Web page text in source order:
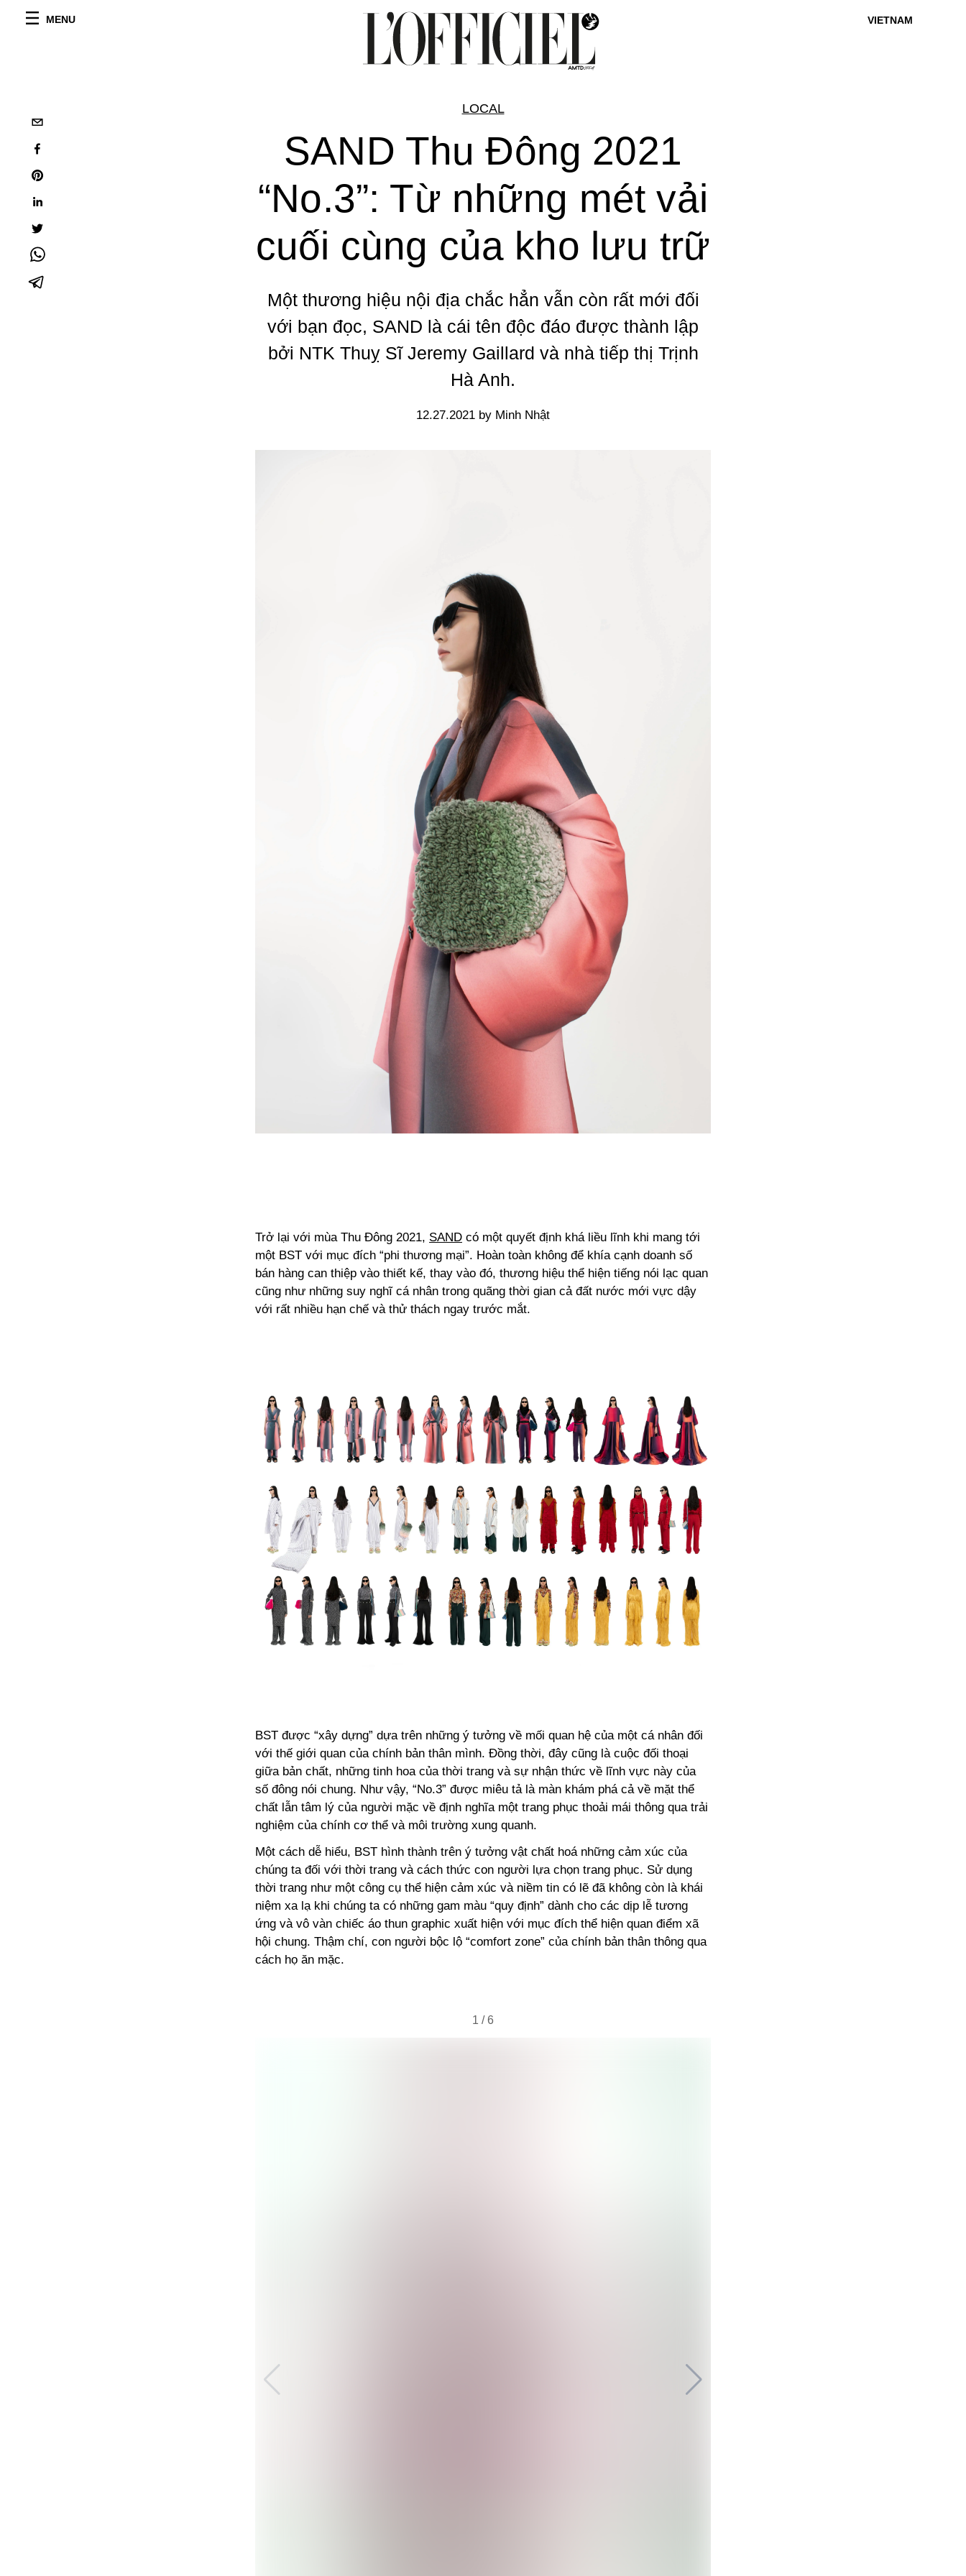
MENU VIETNAM
LOCAL
SAND Thu Đông 2021
“No.3”: Từ những mét vải
cuối cùng của kho lưu trữ
Một thương hiệu nội địa chắc hẳn vẫn còn rất mới đối
với bạn đọc, SAND là cái tên độc đáo được thành lập
bởi NTK Thuỵ Sĩ Jeremy Gaillard và nhà tiếp thị Trịnh
Hà Anh.
12.27.2021 by Minh Nhật
Trở lại với mùa Thu Đông 2021, SAND có một quyết định khá liều lĩnh khi mang tới
một BST với mục đích “phi thương mại”. Hoàn toàn không để khía cạnh doanh số
bán hàng can thiệp vào thiết kế, thay vào đó, thương hiệu thể hiện tiếng nói lạc quan
cũng như những suy nghĩ cá nhân trong quãng thời gian cả đất nước mới vực dậy
với rất nhiều hạn chế và thử thách ngay trước mắt.
BST được “xây dựng” dựa trên những ý tưởng về mối quan hệ của một cá nhân đối
với thế giới quan của chính bản thân mình. Đồng thời, đây cũng là cuộc đối thoại
giữa bản chất, những tinh hoa của thời trang và sự nhận thức về lĩnh vực này của
số đông nói chung. Như vậy, “No.3” được miêu tả là màn khám phá cả về mặt thể
chất lẫn tâm lý của người mặc về định nghĩa một trang phục thoải mái thông qua trải
nghiệm của chính cơ thể và môi trường xung quanh.
Một cách dễ hiểu, BST hình thành trên ý tưởng vật chất hoá những cảm xúc của
chúng ta đối với thời trang và cách thức con người lựa chọn trang phục. Sử dụng
thời trang như một công cụ thể hiện cảm xúc và niềm tin có lẽ đã không còn là khái
niệm xa lạ khi chúng ta có những gam màu “quy định” dành cho các dịp lễ tương
ứng và vô vàn chiếc áo thun graphic xuất hiện với mục đích thể hiện quan điểm xã
hội chung. Thậm chí, con người bộc lộ “comfort zone” của chính bản thân thông qua
cách họ ăn mặc.
1 /6